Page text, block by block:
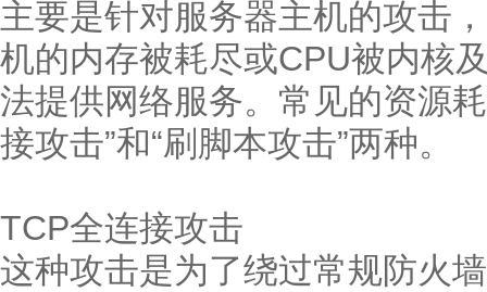
主要是针对服务器主机的攻击
机的内存被耗尽或CPU被内核
法提供网络服务。常见的资源
接攻击”和“刷脚本攻击”两种。
TCP全连接攻击
这种攻击是为了绕过常规防火